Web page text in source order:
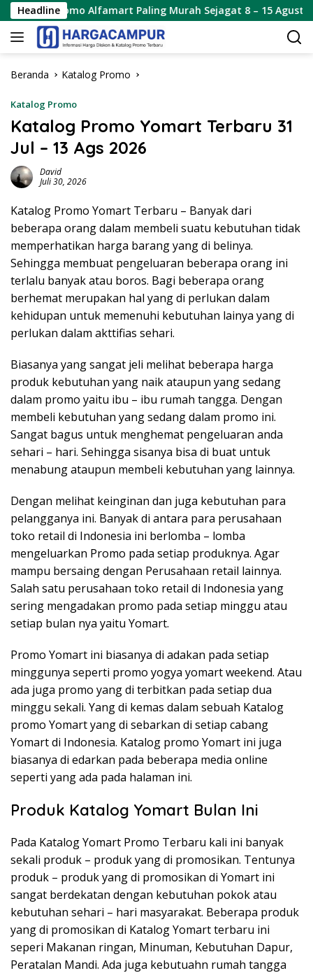
Langsung
ke
konten
Headline
Murah Sejagat 8 – 15 Agustus 2026 Promo
Beranda Katalog Promo
Katalog Promo
Katalog Promo Yomart Terbaru 31
Jul – 13 Ags 2026
David
Juli 30, 2026
Katalog Promo Yomart Terbaru – Banyak dari
beberapa orang dalam membeli suatu kebutuhan tidak
memperhatikan harga barang yang di belinya.
Sehingga membuat pengeluaran beberapa orang ini
terlalu banyak atau boros. Bagi beberapa orang
berhemat merupakan hal yang di perlukan dalam
kehidupan untuk memenuhi kebutuhan lainya yang di
perlukan dalam akttifias sehari.
Biasanya yang sangat jeli melihat beberapa harga
produk kebutuhan yang naik ataupun yang sedang
dalam promo yaitu ibu – ibu rumah tangga. Dengan
membeli kebutuhan yang sedang dalam promo ini.
Sangat bagus untuk menghemat pengeluaran anda
sehari – hari. Sehingga sisanya bisa di buat untuk
menabung ataupun membeli kebutuhan yang lainnya.
Dengan melihat keinginan dan juga kebutuhan para
pelangganya ini. Banyak di antara para perusahaan
toko retail di Indonesia ini berlomba – lomba
mengeluarkan Promo pada setiap produknya. Agar
mampu bersaing dengan Perusahaan retail lainnya.
Salah satu perusahaan toko retail di Indonesia yang
sering mengadakan promo pada setiap minggu atau
setiap bulan nya yaitu Yomart.
Promo Yomart ini biasanya di adakan pada setiap
minggunya seperti promo yogya yomart weekend. Atau
ada juga promo yang di terbitkan pada setiap dua
minggu sekali. Yang di kemas dalam sebuah Katalog
promo Yomart yang di sebarkan di setiap cabang
Yomart di Indonesia. Katalog promo Yomart ini juga
biasanya di edarkan pada beberapa media online
seperti yang ada pada halaman ini.
Produk Katalog Yomart Bulan Ini
Pada Katalog Yomart Promo Terbaru kali ini banyak
sekali produk – produk yang di promosikan. Tentunya
produk – produk yang di promosikan di Yomart ini
sangat berdekatan dengan kebutuhan pokok atau
kebutuhan sehari – hari masyarakat. Beberapa produk
yang di promosikan di Katalog Yomart terbaru ini
seperi Makanan ringan, Minuman, Kebutuhan Dapur,
Peratalan Mandi. Ada juga kebutuahn rumah tangga